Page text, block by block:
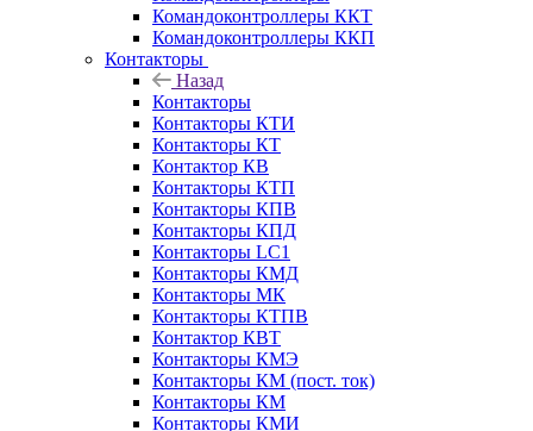
Командоконтроллеры ККТ
Командоконтроллеры ККП
Контакторы
Назад
Контакторы
Контакторы КТИ
Контакторы КТ
Контактор КВ
Контакторы КТП
Контакторы КПВ
Контакторы КПД
Контакторы LC1
Контакторы КМД
Контакторы МК
Контакторы КТПВ
Контактор КВТ
Контакторы КМЭ
Контакторы КМ (пост. ток)
Контакторы КМ
Контакторы КМИ